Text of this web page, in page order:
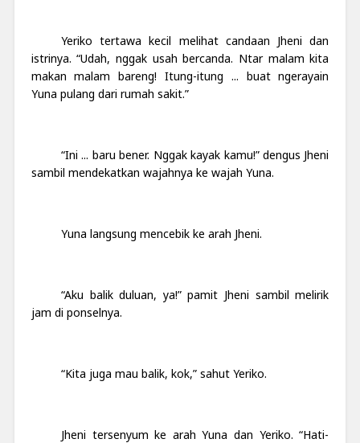
Yeriko tertawa kecil melihat candaan Jheni dan
istrinya. “Udah, nggak usah bercanda. Ntar malam kita
makan malam bareng! Itung-itung ... buat ngerayain
Yuna pulang dari rumah sakit.”
“Ini ... baru bener. Nggak kayak kamu!” dengus Jheni
sambil mendekatkan wajahnya ke wajah Yuna.
Yuna langsung mencebik ke arah Jheni.
“Aku balik duluan, ya!” pamit Jheni sambil melirik
jam di ponselnya.
“Kita juga mau balik, kok,” sahut Yeriko.
Jheni tersenyum ke arah Yuna dan Yeriko. “Hati-